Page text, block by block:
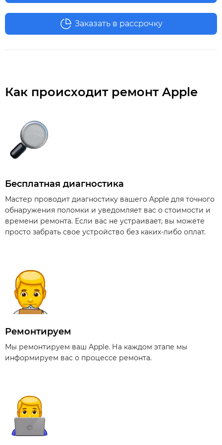
Заказать в рассрочку
Как происходит ремонт Apple
Бесплатная диагностика
Мастер проводит диагностику вашего Apple для точного
обнаружения поломки и уведомляет вас о стоимости и
времени ремонта. Если вас не устраивает, вы можете
просто забрать свое устройство без каких-либо оплат.
Ремонтируем
Мы ремонтируем ваш Apple. На каждом этапе мы
информируем вас о процессе ремонта.